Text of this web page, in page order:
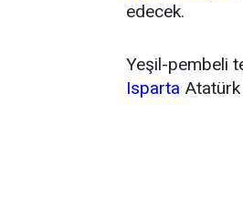
edecek.
Yeşil-pembeli
Isparta Atatürk